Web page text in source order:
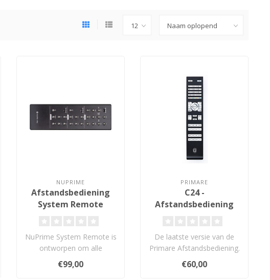
NUPRIME
Afstandsbediening
System Remote
NuPrime System Remote is
ontworpen om alle
producten uit de 9-serie en
AMG-serie..
€99,00
PRIMARE
C24 -
Afstandsbediening
De laatste versie van de
Primare Afstandsbediening.
Geschikt voor de meeste
Prim..
€60,00